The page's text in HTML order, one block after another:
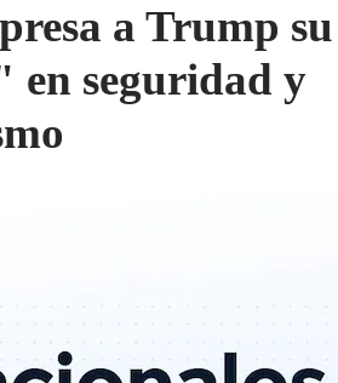
a Trump su
seguridad y